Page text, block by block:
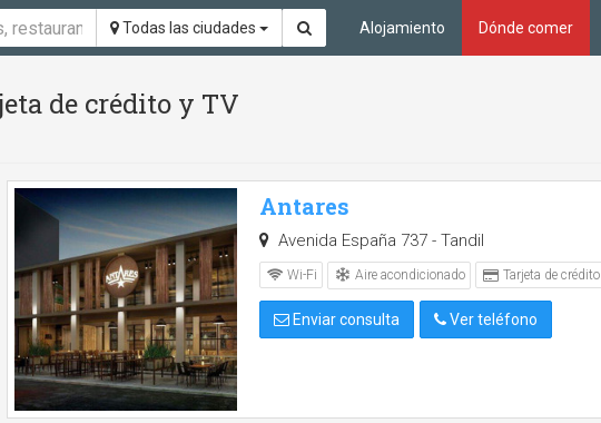
Todas las ciudades Alojamiento Dónde comer
de crédito y TV
Antares
Avenida España 737 - Tandil
Wi-Fi Aire acondicionado Tarjeta de crédito
Enviar consulta Ver teléfono